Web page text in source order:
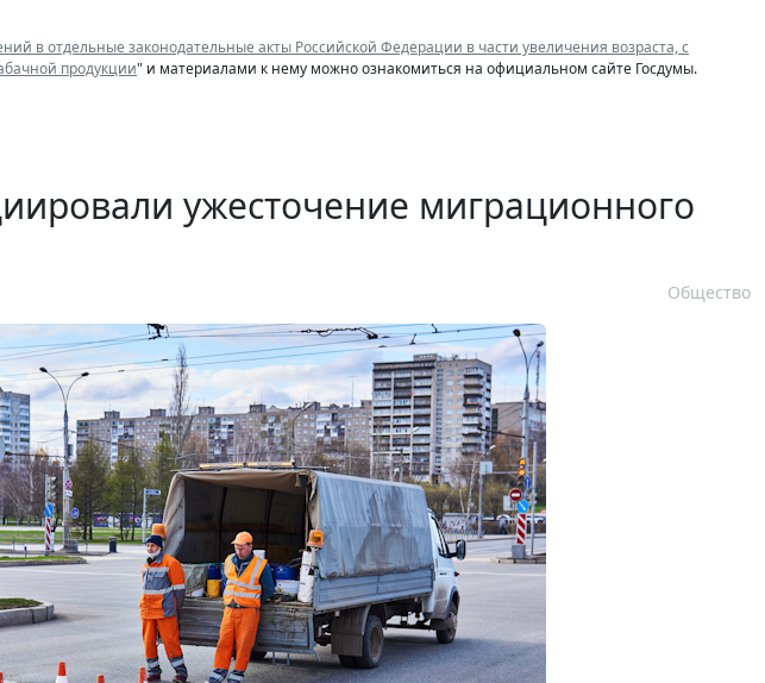
в отдельные законодательные акты Российской Федерации в части увеличения возраста, с
продукции" и материалами к нему можно ознакомиться на официальном сайте Госдумы.
ужесточение миграционного
Общество